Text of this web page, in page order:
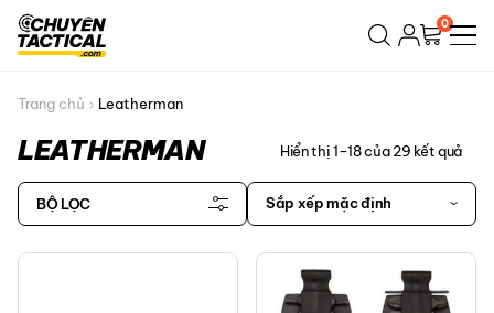
Bỏ
qua
dung
0
Trang chủ Leatherman
LEATHERMAN Hiển thị 1–18 của 29 kết quả
BỘ LỌC Sắp xếp mặc định